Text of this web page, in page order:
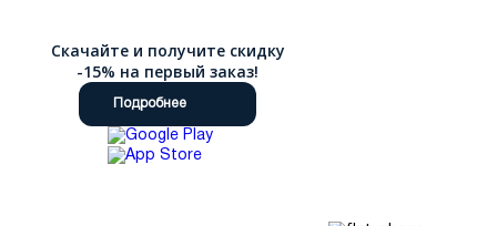
Скачайте и получите скидку
-15% на первый заказ!
Подробнее